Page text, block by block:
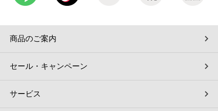
荷物預かりサービス「ecbocloakエクボクローク」（店舗限定）
パウダースペース ラブン（店舗限定）
ソフトバンクギフト
商品のご案内
セール・キャンペーン
サービス